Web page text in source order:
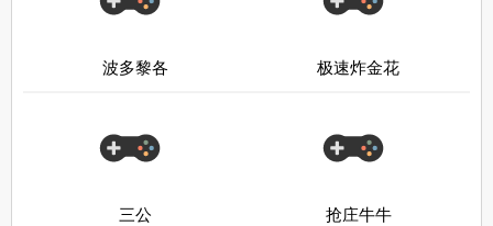
波多黎各 极速炸金花
三公 抢庄牛牛